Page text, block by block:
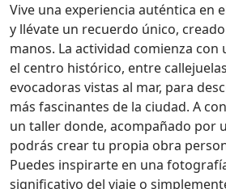
Vive una experiencia auténtica en
y llévate un recuerdo único,
manos. La actividad comienza
el centro histórico, entre
evocadoras vistas al mar, para
más fascinantes de la ciudad. A
un taller donde, acompañado por
podrás crear tu propia obra
Puedes inspirarte en una
significativo del viaje o